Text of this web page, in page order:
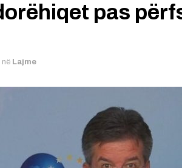
pas
në Lajme